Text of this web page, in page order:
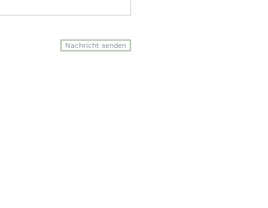
Nachricht senden